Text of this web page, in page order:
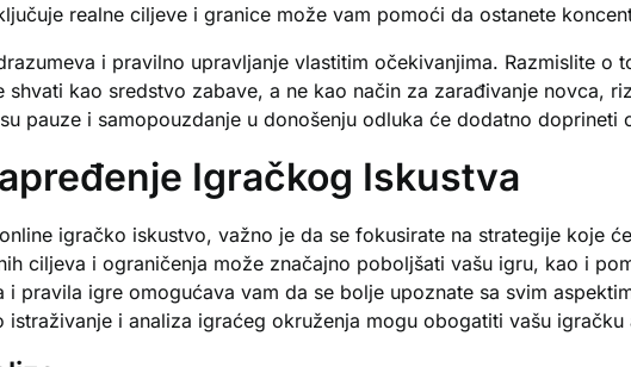
realne ciljeve i granice može vam pomoći da ostanete
i pravilno upravljanje vlastitim očekivanjima. Razmislite o
shvati kao sredstvo zabave, a ne kao način za zarađivanje novca,
pauze i samopouzdanje u donošenju odluka će dodatno
Igračkog Iskustva
igračko iskustvo, važno je da se fokusirate na strategije koje
ciljeva i ograničenja može značajno poboljšati vašu igru, kao i
i pravila igre omogućava vam da se bolje upoznate sa svim
istraživanje i analiza igraćeg okruženja mogu obogatiti vašu igračku